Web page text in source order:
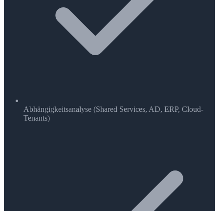
Abhängigkeitsanalyse (Shared Services, AD, ERP, Cloud-
Tenants)